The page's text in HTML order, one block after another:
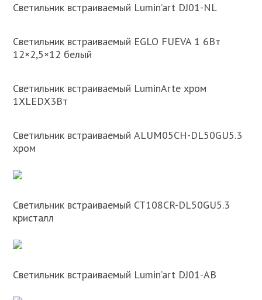
Светильник встраиваемый Lumin’art DJ01-NL
Светильник встраиваемый EGLO FUEVA 1 6Вт
12×2,5×12 белый
Светильник встраиваемый LuminArte хром
1ХLEDХ3Вт
Светильник встраиваемый ALUM05CH-DL50GU5.3
хром
Светильник встраиваемый CT108CR-DL50GU5.3
кристалл
Светильник встраиваемый Lumin’art DJ01-AB